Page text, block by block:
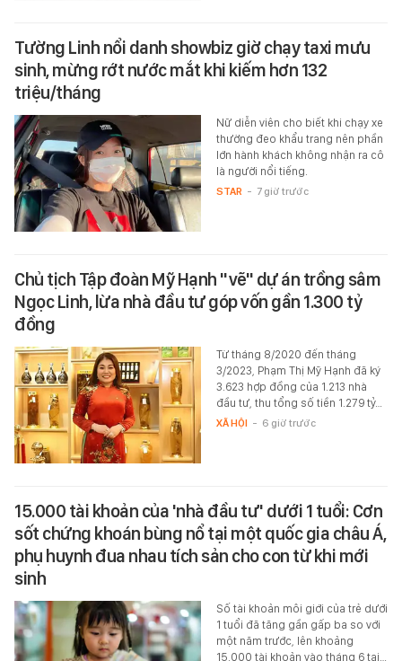
Tường Linh nổi danh showbiz giờ chạy taxi mưu
sinh, mừng rớt nước mắt khi kiếm hơn 132
triệu/tháng
Nữ diễn viên cho biết khi chạy xe
thường đeo khẩu trang nên phần
lớn hành khách không nhận ra cô
là người nổi tiếng.
STAR - 7 giờ trước
Chủ tịch Tập đoàn Mỹ Hạnh "vẽ" dự án trồng sâm
Ngọc Linh, lừa nhà đầu tư góp vốn gần 1.300 tỷ
đồng
Từ tháng 8/2020 đến tháng
3/2023, Phạm Thị Mỹ Hạnh đã ký
3.623 hợp đồng của 1.213 nhà
đầu tư, thu tổng số tiền 1.279 tỷ…
XÃ HỘI - 6 giờ trước
15.000 tài khoản của 'nhà đầu tư' dưới 1 tuổi: Cơn
sốt chứng khoán bùng nổ tại một quốc gia châu Á,
phụ huynh đua nhau tích sản cho con từ khi mới
sinh
Số tài khoản môi giới của trẻ dưới
1 tuổi đã tăng gần gấp ba so với
một năm trước, lên khoảng
15.000 tài khoản vào tháng 6 tại…